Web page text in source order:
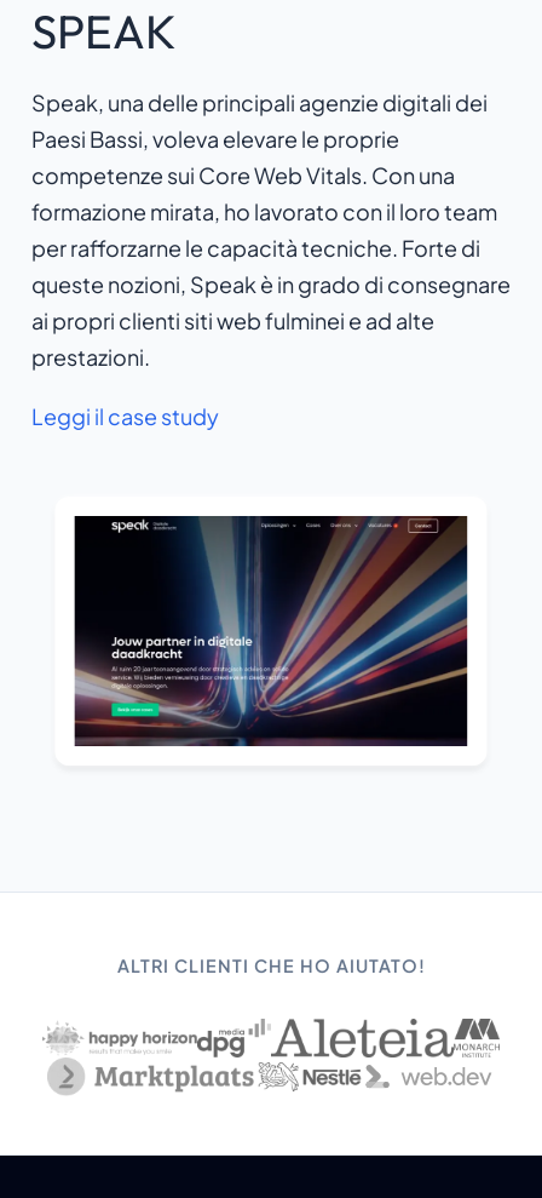
SPEAK
Speak, una delle principali agenzie digitali dei
Paesi Bassi, voleva elevare le proprie
competenze sui Core Web Vitals. Con una
formazione mirata, ho lavorato con il loro team
per rafforzarne le capacità tecniche. Forte di
queste nozioni, Speak è in grado di consegnare
ai propri clienti siti web fulminei e ad alte
prestazioni.
Leggi il case study
ALTRI CLIENTI CHE HO AIUTATO!